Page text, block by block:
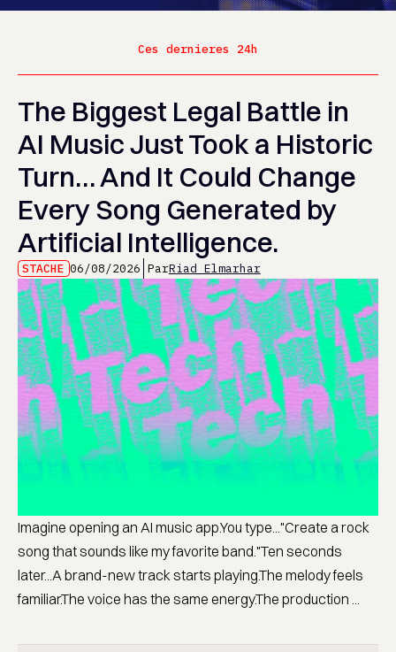
Ces dernieres 24h
The Biggest Legal Battle in
AI Music Just Took a Historic
Turn… And It Could Change
Every Song Generated by
Artificial Intelligence.
STACHE 06/08/2026 ParRiad Elmarhar
Imagine opening an AI music app.You type..."Create a rock
song that sounds like my favorite band."Ten seconds
later...A brand-new track starts playing.The melody feels
familiar.The voice has the same energy.The production ...